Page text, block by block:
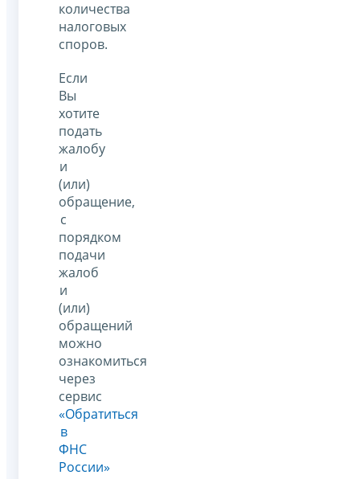
количества
налоговых
споров.
Если
Вы
хотите
подать
жалобу
и
(или)
обращение,
с
порядком
подачи
жалоб
и
(или)
обращений
можно
ознакомиться
через
сервис
«Обратиться
в
ФНС
России»